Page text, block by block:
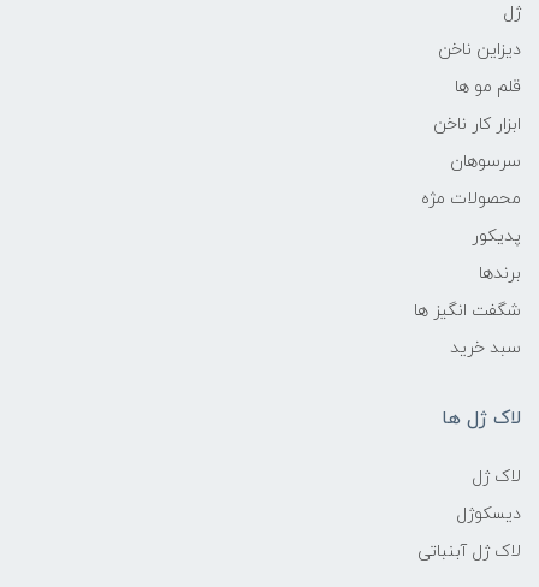
ژل
دیزاین ناخن
قلم مو ها
ابزار کار ناخن
سرسوهان
محصولات مژه
پدیکور
برندها
شگفت انگیز ها
سبد خرید
لاک ژل ها
لاک ژل
دیسکوژل
لاک ژل آبنباتی